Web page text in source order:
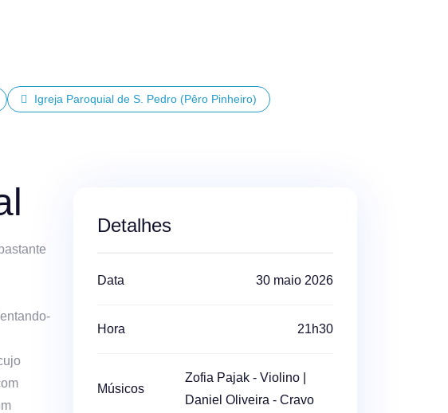
Igreja Paroquial de S. Pedro (Pêro Pinheiro)
Detalhes
Data 30 maio 2026
Hora 21h30
Músicos
Zofia Pajak - Violino |
Daniel Oliveira - Cravo